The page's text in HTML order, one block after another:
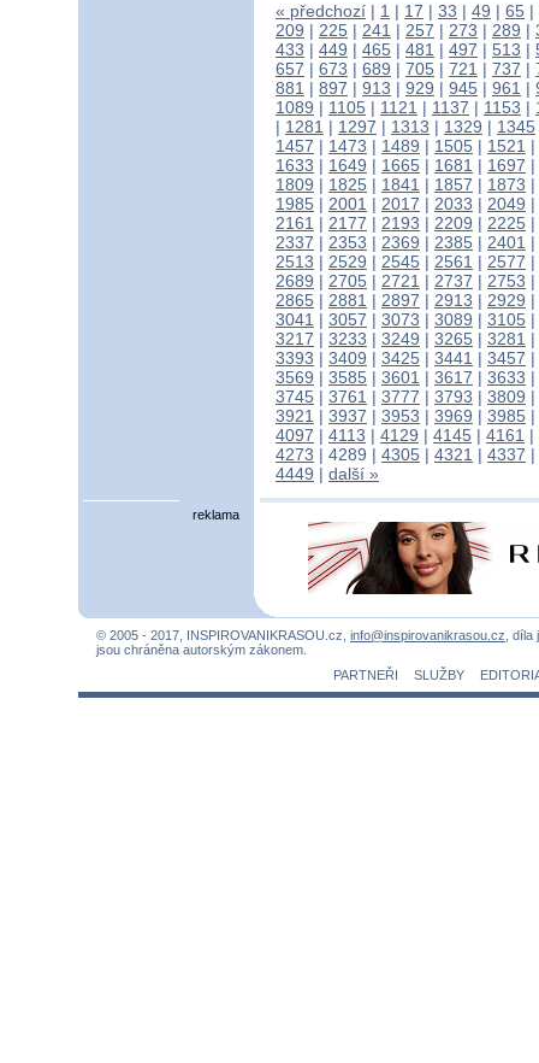
« předchozí | 1 | 17 | 33 | 49 | 65 |
209 | 225 | 241 | 257 | 273 | 289 |
433 | 449 | 465 | 481 | 497 | 513 |
657 | 673 | 689 | 705 | 721 | 737 |
881 | 897 | 913 | 929 | 945 | 961 |
1089 | 1105 | 1121 | 1137 | 1153 |
| 1281 | 1297 | 1313 | 1329 | 1345
1457 | 1473 | 1489 | 1505 | 1521 |
1633 | 1649 | 1665 | 1681 | 1697 |
1809 | 1825 | 1841 | 1857 | 1873 |
1985 | 2001 | 2017 | 2033 | 2049 |
2161 | 2177 | 2193 | 2209 | 2225 |
2337 | 2353 | 2369 | 2385 | 2401 |
2513 | 2529 | 2545 | 2561 | 2577 |
2689 | 2705 | 2721 | 2737 | 2753 |
2865 | 2881 | 2897 | 2913 | 2929 |
3041 | 3057 | 3073 | 3089 | 3105 |
3217 | 3233 | 3249 | 3265 | 3281 |
3393 | 3409 | 3425 | 3441 | 3457 |
3569 | 3585 | 3601 | 3617 | 3633 |
3745 | 3761 | 3777 | 3793 | 3809 |
3921 | 3937 | 3953 | 3969 | 3985 |
4097 | 4113 | 4129 | 4145 | 4161 |
4273 | 4289 | 4305 | 4321 | 4337 |
4449 | další »
reklama
© 2005 - 2017, INSPIROVANIKRASOU.cz, info@inspirovanikrasou.cz, díla
jsou chráněna autorským zákonem.
PARTNEŘI
SLUŽBY